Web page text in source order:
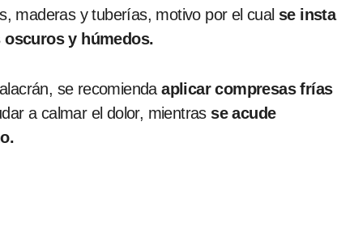
maderas y tuberías, motivo por el cual se insta
oscuros y húmedos.
se recomiendaaplicar compresas frías
a calmar el dolor, mientras se acude